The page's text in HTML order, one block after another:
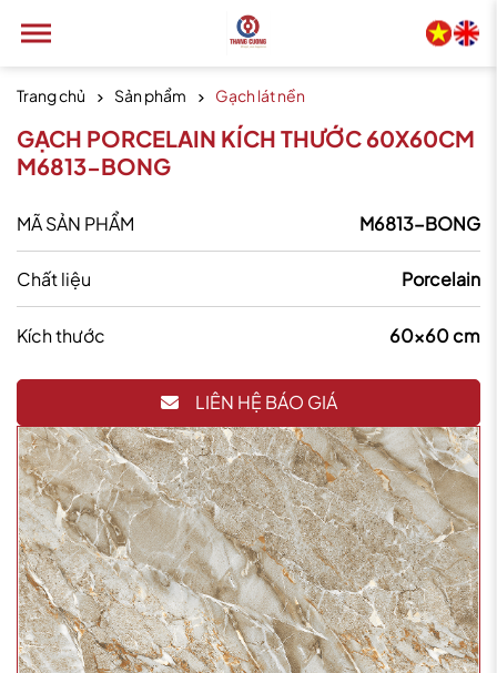
Trang chủ Sản phẩm Gạch lát nền
GẠCH PORCELAIN KÍCH THƯỚC 60X60CM
M6813-BONG
MÃ SẢN PHẨM M6813-BONG
Chất liệu Porcelain
Kích thước 60x60 cm
LIÊN HỆ BÁO GIÁ